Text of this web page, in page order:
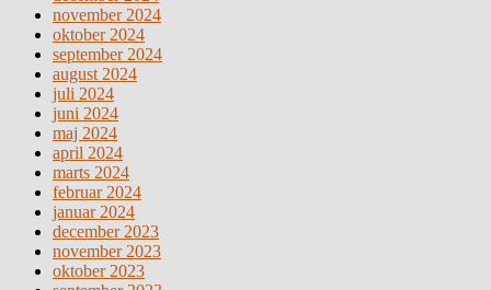
november 2024
oktober 2024
september 2024
august 2024
juli 2024
juni 2024
maj 2024
april 2024
marts 2024
februar 2024
januar 2024
december 2023
november 2023
oktober 2023